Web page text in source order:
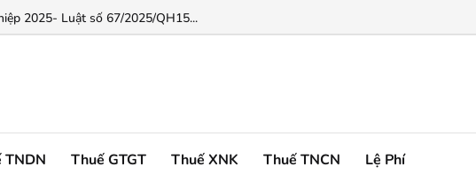
2025- Luật số 67/2025/QH15...
TNDN Thuế GTGT Thuế XNK Thuế TNCN Lệ Phí